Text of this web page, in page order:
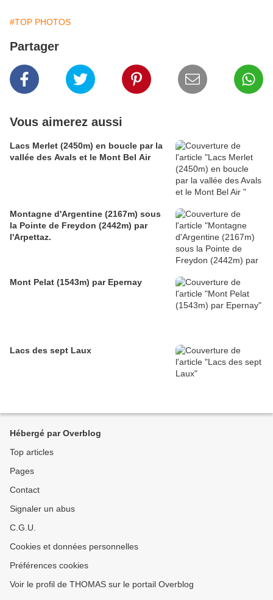
#TOP PHOTOS
Partager
Vous aimerez aussi
Lacs Merlet (2450m) en boucle par la
vallée des Avals et le Mont Bel Air
Montagne d'Argentine (2167m) sous
la Pointe de Freydon (2442m) par
l'Arpettaz.
Mont Pelat (1543m) par Epernay
Lacs des sept Laux
Hébergé par Overblog
Top articles
Pages
Contact
Signaler un abus
C.G.U.
Cookies et données personnelles
Préférences cookies
Voir le profil de THOMAS sur le portail Overblog